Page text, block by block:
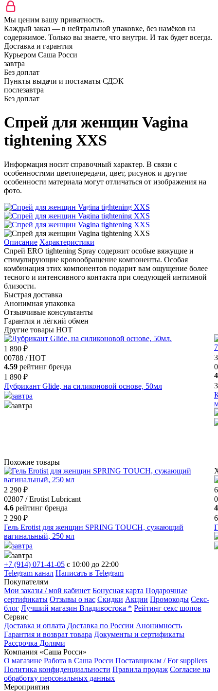
Мы ценим вашу приватность.
Каждый заказ — в нейтральной упаковке, без намёков на
содержимое. Только вы знаете, что внутри. И так будет всегда.
Доставка и гарантия
Курьером Саша Росси
завтра
Без доплат
Пункты выдачи и постаматы СДЭК
послезавтра
Без доплат
Спрей для женщин Vagina
tightening XXS
Информация носит справочный характер. В связи с
особенностями цветопередачи, цвет, рисунок и другие
особенности материала могут отличаться от изображения на
фото.
Описание Характеристики
Спрей ERO tightening Spray содержит особые вяжущие и
стимулирующие кровообращение компоненты. Особая
комбинация этих компонентов подарит вам ощущение более
тесного и интенсивного контакта при следующей интимной
близости.
Быстрая доставка
Анонимная упаковка
Отзывчивые консультанты
Гарантия и лёгкий обмен
Другие товары HOT
1 890 ₽
00788 / HOT
4.59 рейтинг бренда
1 890 ₽
Лубрикант Glide, на силиконовой основе, 50мл
завтра
завтра
Похожие товары
2 290 ₽
02807 / Erotist Lubricant
4.6 рейтинг бренда
2 290 ₽
Гель Erotist для женщин SPRING TOUCH, сужающий
вагинальный, 250 мл
завтра
завтра
+7 (914) 071-41-05 c 10:00 до 22:00
Telegram канал Написать в Telegram
Покупателям
Мои заказы / мой кабинет Бонусная карта Подарочные
сертификаты Отзывы о нас Скидки Акции Промокоды Секс-
блог Лучший магазин Владивостока * Рейтинг секс шопов
Сервис
Доставка и оплата Доставка по России Анонимность
Гарантия и возврат товара Документы и сертификаты
Рассрочка Долями
Компания «Саша Росси»
О магазине Работа в Саша Росси Поставщикам / For suppliers
Политика конфиденциальности Правила продаж Согласие на
обработку персональных данных
Мероприятия